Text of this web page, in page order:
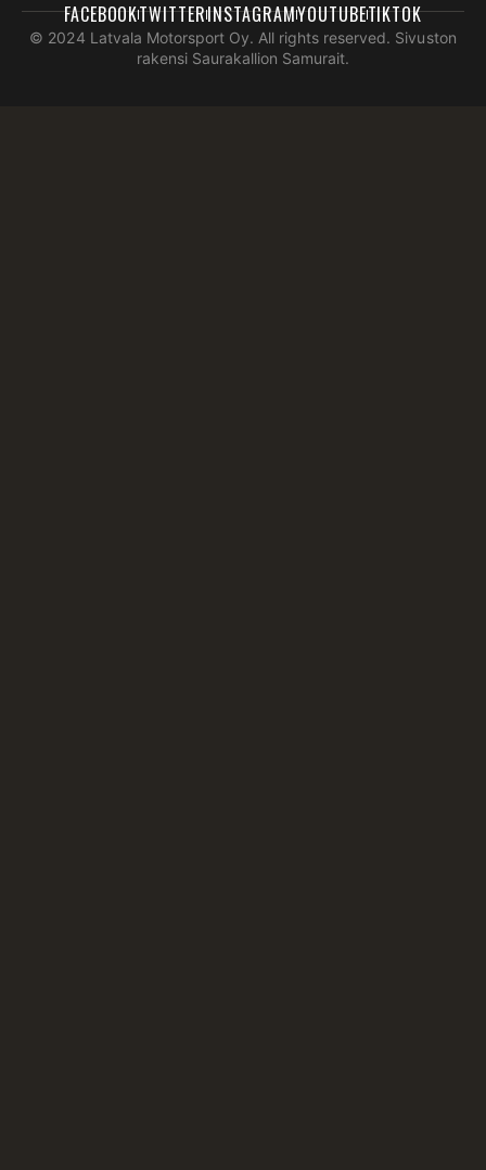
© 2024 Latvala Motorsport Oy. All rights reserved. Sivuston
rakensi Saurakallion Samurait.
FACEBOOKTWITTERINSTAGRAMYOUTUBETIKTOK